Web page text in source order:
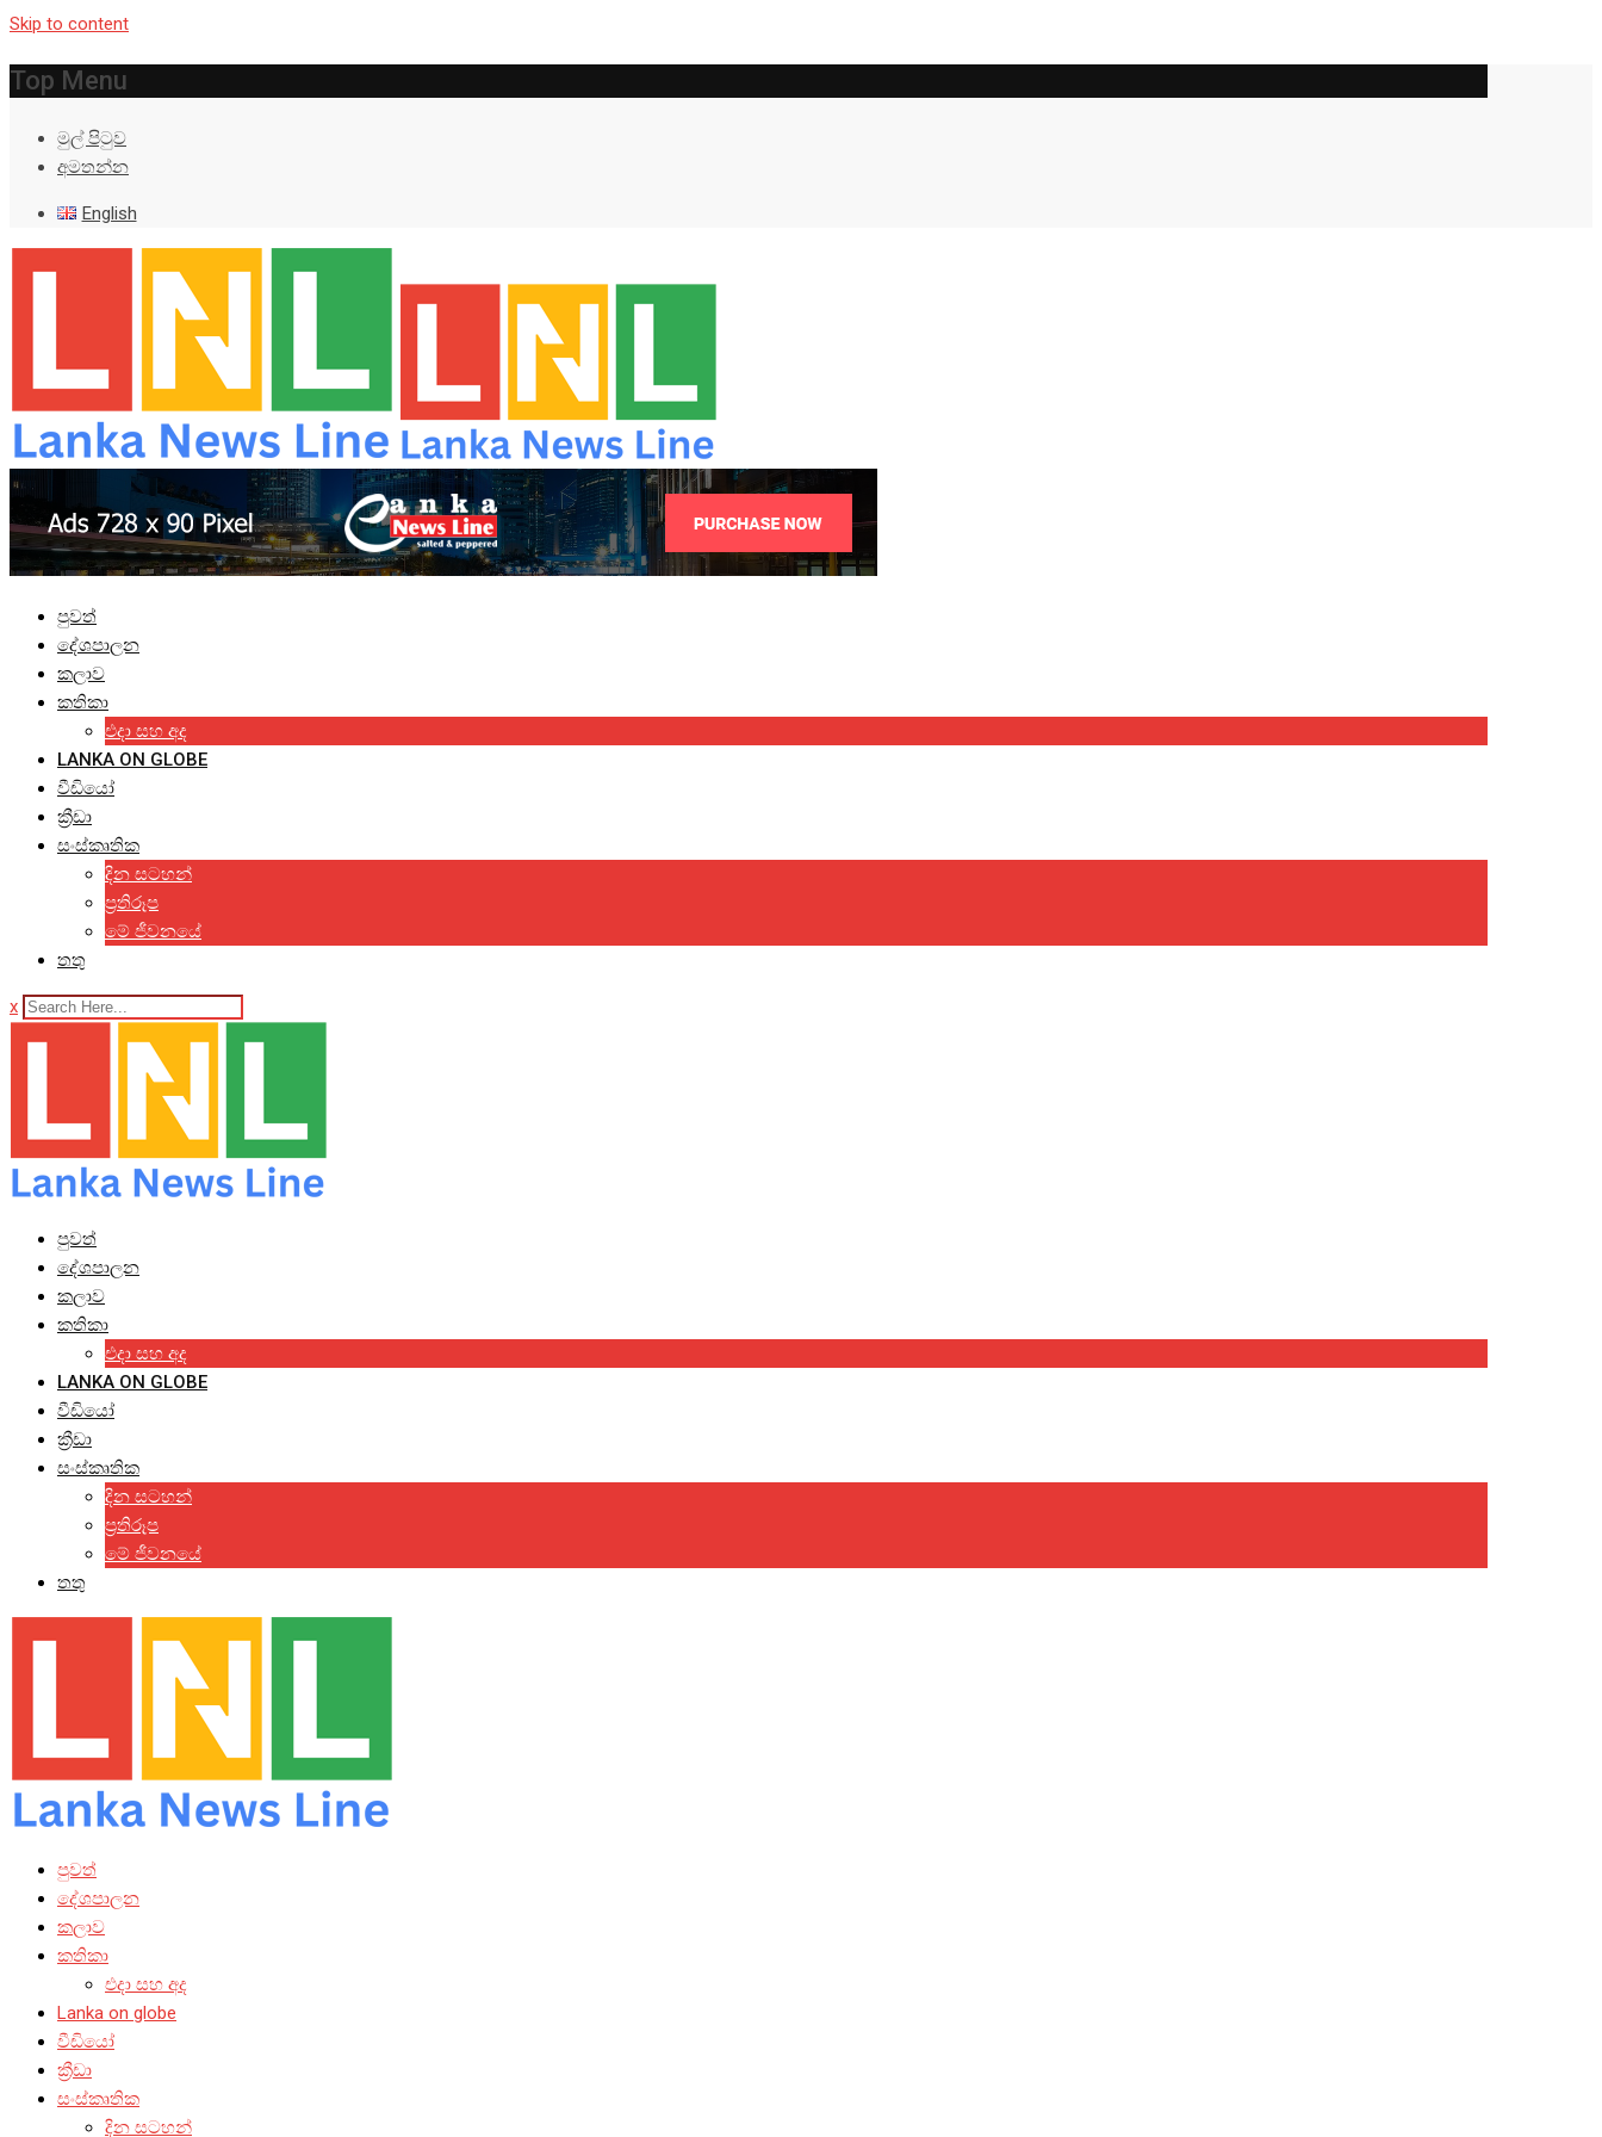
Skip to content
Top Menu
මුල් පිටුව
අමතන්න
English
පුවත්
දේශපාලන
කලාව
කතිකා
එදා සහ අද
LANKA ON GLOBE
වීඩියෝ
ක්‍රීඩා
සංස්කෘතික
දින සටහන්
ප්‍රතිරූප
මේ ජීවනයේ
තතු
x
පුවත්
දේශපාලන
කලාව
කතිකා
එදා සහ අද
LANKA ON GLOBE
වීඩියෝ
ක්‍රීඩා
සංස්කෘතික
දින සටහන්
ප්‍රතිරූප
මේ ජීවනයේ
තතු
පුවත්
දේශපාලන
කලාව
කතිකා
එදා සහ අද
Lanka on globe
වීඩියෝ
ක්‍රීඩා
සංස්කෘතික
දින සටහන්